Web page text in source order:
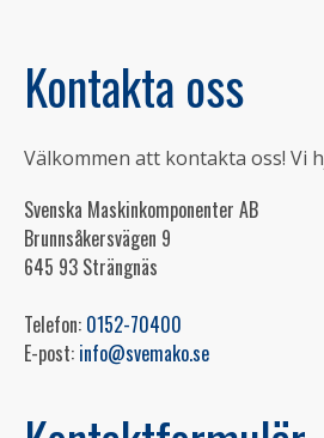
Kontakta oss
Välkommen att kontakta oss! Vi
Svenska Maskinkomponenter AB
Brunnsåkersvägen 9
645 93 Strängnäs
Telefon: 0152-70400
E-post: info@svemako.se